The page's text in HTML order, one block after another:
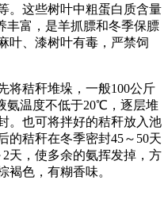
。这些树叶中粗蛋白质含量
丰富，是羊抓膘和冬季保膘
叶、漆树叶有毒，严禁饲
秸秆堆垛，一般100公斤
氨温度不低于20℃，逐层堆
。也可将拌好的秸秆放入池
的秸秆在冬季密封45～50天
天，使多余的氨挥发掉，方
褐色，有糊香味。